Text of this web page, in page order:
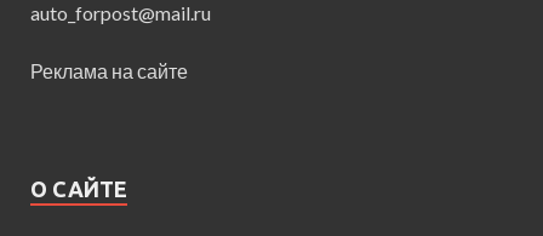
auto_forpost@mail.ru
Реклама на сайте
О САЙТЕ